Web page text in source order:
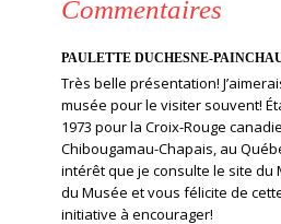
Commentaires
PAULETTE DUCHESNE-
Très belle présentation!
musée pour le visiter souvent!
1973 pour la Croix-Rouge
Chibougamau-Chapais, au
intérêt que je consulte le site du
du Musée et vous félicite de
initiative à encourager!